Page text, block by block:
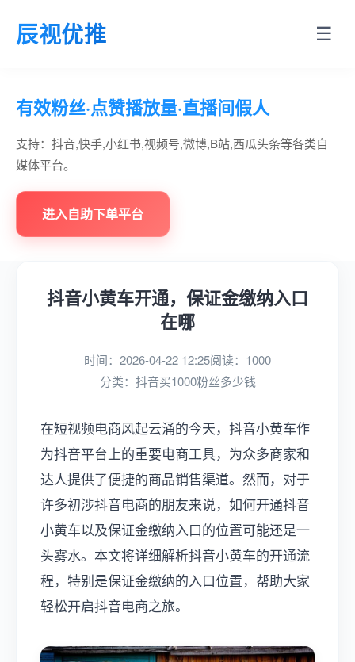
辰视优推 ☰
有效粉丝·点赞播放量·直播间假人
支持：抖音,快手,小红书,视频号,微博,B站,西瓜头条等各类自
媒体平台。
进入自助下单平台
抖音小黄车开通，保证金缴纳入口
在哪
时间：2026-04-22 12:25阅读：1000
分类： 抖音买1000粉丝多少钱
在短视频电商风起云涌的今天，抖音小黄车作
为抖音平台上的重要电商工具，为众多商家和
达人提供了便捷的商品销售渠道。然而，对于
许多初涉抖音电商的朋友来说，如何开通抖音
小黄车以及保证金缴纳入口的位置可能还是一
头雾水。本文将详细解析抖音小黄车的开通流
程，特别是保证金缴纳的入口位置，帮助大家
轻松开启抖音电商之旅。